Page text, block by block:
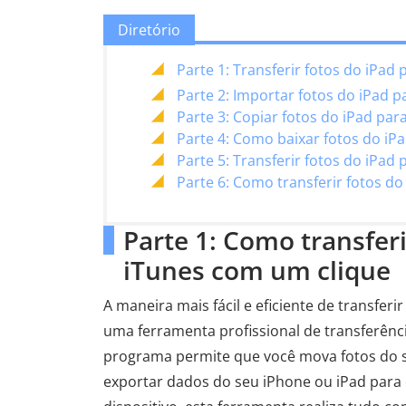
Diretório
Parte 1: Transferir fotos do iPad
Parte 2: Importar fotos do iPad
Parte 3: Copiar fotos do iPad
Parte 4: Como baixar fotos do
Parte 5: Transferir fotos do iPad
Parte 6: Como transferir fotos
Parte 1: Como
iTunes com um clique
A maneira mais fácil e eficiente de
uma ferramenta profissional de
programa permite que você mova fotos do
exportar dados do seu iPhone ou iPad